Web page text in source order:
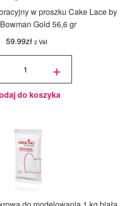
w proszku Cake Lace by
Gold 56,6 gr
59.99zł z Vat
Złoty
Lace
56,6
+
do koszyka